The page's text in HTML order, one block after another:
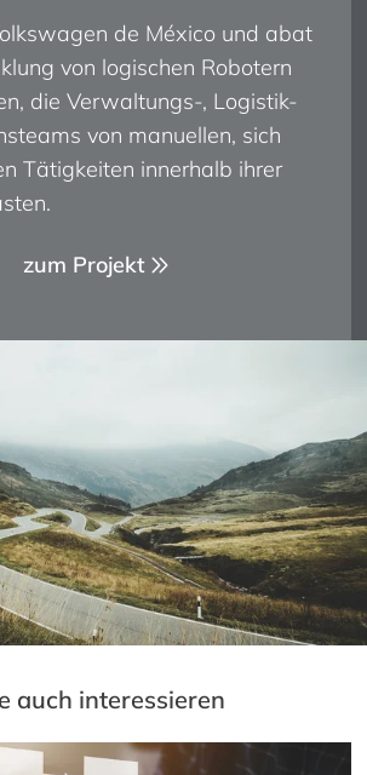
de México und abat
von logischen Robotern
die Verwaltungs-, Logistik-
von manuellen, sich
Tätigkeiten innerhalb ihrer
zum Projekt
auch interessieren